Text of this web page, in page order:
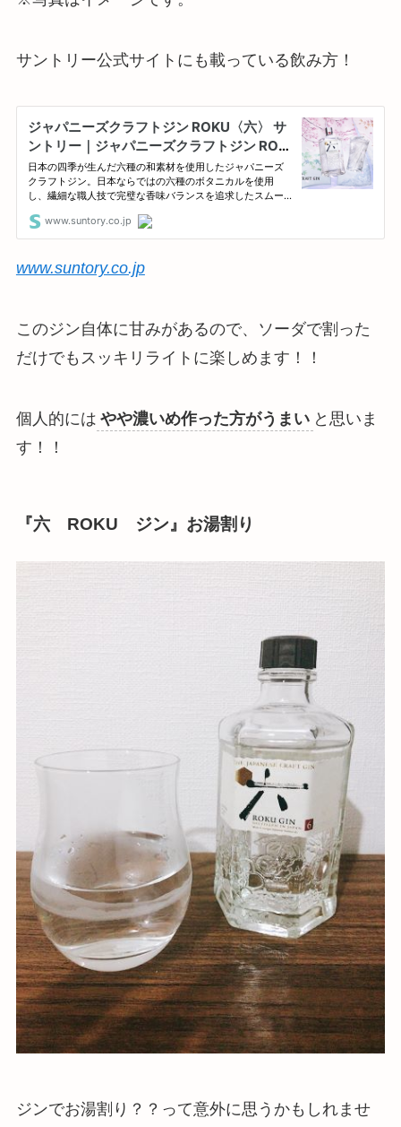
サントリー公式サイトにも載っている飲み方！
www.suntory.co.jp
このジン自体に甘みがあるので、ソーダで割った
だけでもスッキリライトに楽しめます ！！
個人的には やや濃いめ作った方がうまい と思いま
す！！
『六 ROKU ジン』お湯割り
ジンでお湯割り？？って意外に思うかもしれませ